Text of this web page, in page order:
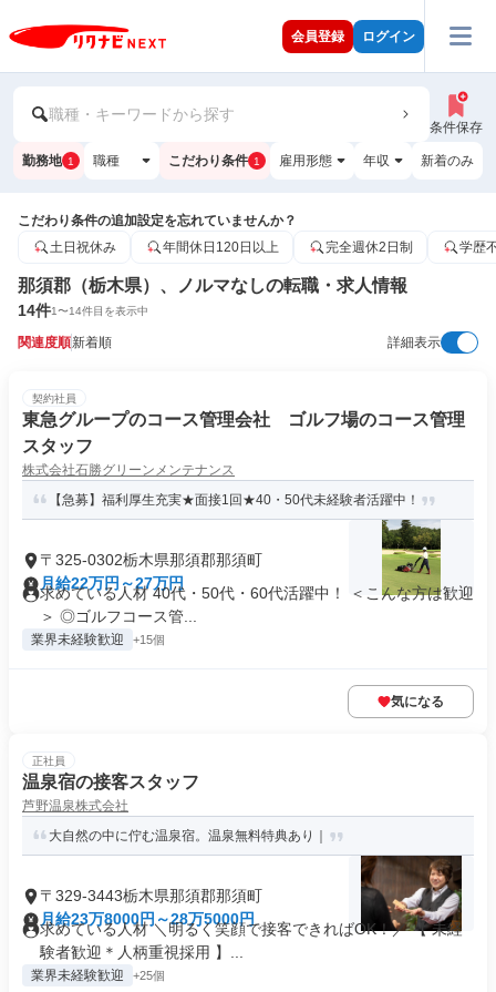
会員登録 ログイン
職種・キーワードから探す
条件保存
勤務地 1 職種 こだわり条件 1 雇用形態 年収 新着のみ
こだわり条件の追加設定を忘れていませんか？
土日祝休み
年間休日120日以上 完全週休2日制 学歴
那須郡（栃木県）、ノルマなしの転職・求人情報
14件1〜14件目を表示中
関連度順新着順 詳細表示
契約社員
東急グループのコース管理会社 ゴルフ場のコース管理
スタッフ
株式会社石勝グリーンメンテナンス
【急募】福利厚生充実★面接1回★40・50代未経験者活躍中！
〒325-0302栃木県那須郡那須町
月給22万円～27万円
求めている人材 40代・50代・60代活躍中！ ＜こんな方は歓迎
＞ ◎ゴルフコース管...
業界未経験歓迎 +15個
気になる
正社員
温泉宿の接客スタッフ
芦野温泉株式会社
大自然の中に佇む温泉宿。温泉無料特典あり｜
〒329-3443栃木県那須郡那須町
月給23万8000円～28万5000円
求めている人材 ＼明るく笑顔で接客できればOK！／ 【 未経
験者歓迎＊人柄重視採用 】...
業界未経験歓迎 +25個